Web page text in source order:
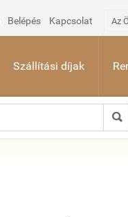
Belépés Kapcsolat Az
Szállítási díjak
